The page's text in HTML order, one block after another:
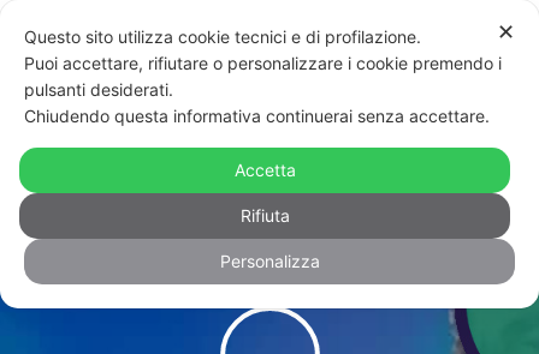
Marco Carta ha fatto coming out alla
vigilia dell’uscita del nuovo brano
✕
Questo sito utilizza cookie tecnici e di profilazione.
Puoi accettare, rifiutare o personalizzare i cookie premendo i
pulsanti desiderati.
Chiudendo questa informativa continuerai senza accettare.
Accetta
Rifiuta
Personalizza